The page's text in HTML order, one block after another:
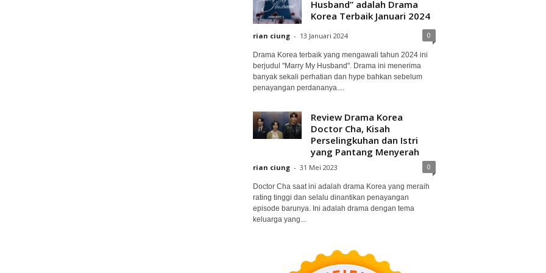
Husband” adalah Drama
Korea Terbaik Januari 2024
rian ciung - 13 Januari 2024 0
Drama Korea terbaik yang mengawali tahun 2024 ini
berjudul "Marry My Husband". Drama ini menerima
banyak sekali perhatian dan hype bahkan sebelum
penayangan perdananya....
Review Drama Korea
Doctor Cha, Kisah
Perselingkuhan dan Istri
yang Pantang Menyerah
rian ciung - 31 Mei 2023 0
Doctor Cha saat ini adalah drama Korea yang meraih
rating tinggi dan selalu dinantikan penayangan
episode barunya. Ini adalah drama dengan tema
keluarga yang...